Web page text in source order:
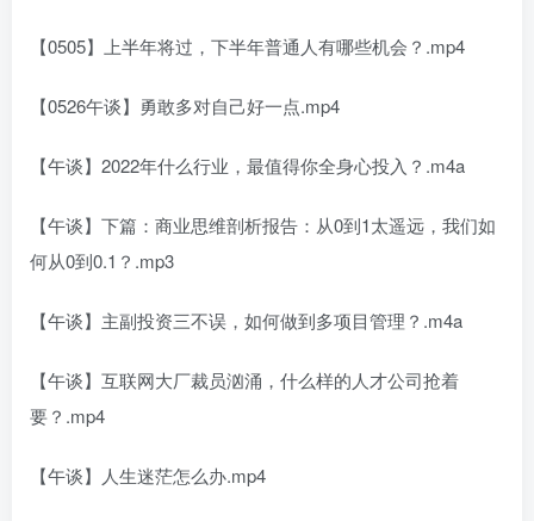
【0505】上半年将过，下半年普通人有哪些机会？.mp4
【0526午谈】勇敢多对自己好一点.mp4
【午谈】2022年什么行业，最值得你全身心投入？.m4a
【午谈】下篇：商业思维剖析报告：从0到1太遥远，我们如
何从0到0.1？.mp3
【午谈】主副投资三不误，如何做到多项目管理？.m4a
【午谈】互联网大厂裁员汹涌，什么样的人才公司抢着
要？.mp4
【午谈】人生迷茫怎么办.mp4